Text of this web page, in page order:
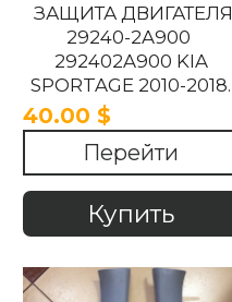
ЗАЩИТА ДВИГАТЕЛЯ
29240-2A900
292402A900 KIA
SPORTAGE 2010-2018.
40.00 $
Перейти
Купить